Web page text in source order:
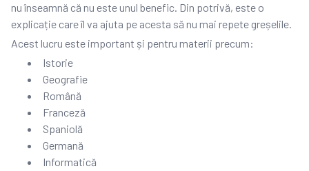
nu înseamnă că nu este unul benefic. Din potrivă, este o
explicație care îl va ajuta pe acesta să nu mai repete greșelile.
Acest lucru este important și pentru materii precum:
Istorie
Geografie
Română
Franceză
Spaniolă
Germană
Informatică